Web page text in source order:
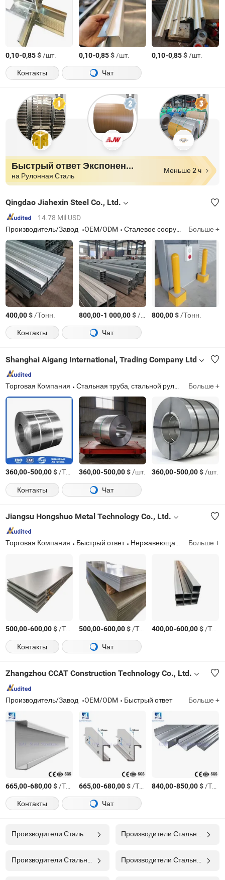
0,10-0,85$/шт. 0,10-0,85$/шт. 0,10-0,85$/шт.
Контакты
Чат
Быстрый ответ Экспоненты
на Рулонная Сталь
Меньше 2 ч
Qingdao Jiahexin Steel Co., Ltd.
14.78 Mil USD
Производитель/Завод
OEM/ODM Сталевое сооружение мастерской, части стальной конструкции, сварные изделия из стали, строительные материалы, сварные Т-образные балки и балки, горячекатаные секции, металлические изделия и стальные рельсы для солнечной системы Больше +
400,00$/Тонн. 800,00-1 000,00$/Тонн. 800,00$/Тонн.
Контакты
Чат
Shanghai Aigang International, Trading Company Ltd
Торговая Компания Стальная труба, стальной рулон, стальной лист, крепеж, фитинг, фланец Больше +
360,00-500,00$/Тонн. 360,00-500,00$/шт. 360,00-500,00$/шт.
Контакты
Чат
Jiangsu Hongshuo Metal Technology Co., Ltd.
Торговая Компания Быстрый ответ Нержавеющая сталь рулон, нержавеющая сталь лист, нержавеющая сталь труба Больше +
500,00-600,00$/Тонн. 500,00-600,00$/Тонн. 400,00-600,00$/Тонн.
Контакты
Чат
Zhangzhou CCAT Construction Technology Co., Ltd.
Производитель/Завод OEM/ODM Быстрый ответ Больше +
665,00-680,00$/Тонн. 665,00-680,00$/Тонн. 840,00-850,00$/Тонн.
Контакты
Чат
Производители Сталь